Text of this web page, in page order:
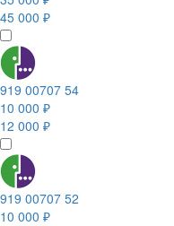
45 000 ₽
919 00707 54
10 000 ₽
12 000 ₽
919 00707 52
10 000 ₽